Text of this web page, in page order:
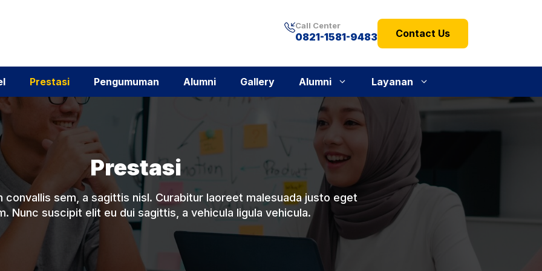
Call Center
0821-1581-9483 Contact Us
Prestasi Pengumuman Alumni Gallery Alumni Layanan
Prestasi
convallis sem, a sagittis nisl. Curabitur laoreet malesuada justo eget
Nunc suscipit elit eu dui sagittis, a vehicula ligula vehicula.